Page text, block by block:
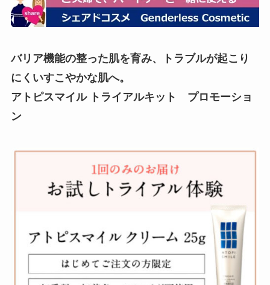
バリア機能の整った肌を育み、トラブルが起こり
にくいすこやかな肌へ。
アトピスマイル トライアルキット
プロモーショ
ン